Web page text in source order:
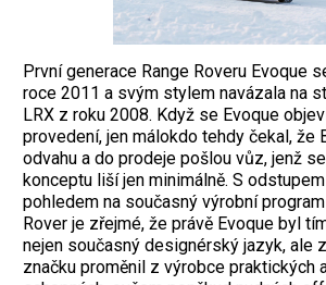
První generace Range Roveru Evoque
roce 2011 a svým stylem navázala na
LRX z roku 2008. Když se Evoque
provedení, jen málokdo tehdy čekal, že
odvahu a do prodeje pošlou vůz, jenž
konceptu liší jen minimálně. S
pohledem na současný výrobní
Rover je zřejmé, že právě Evoque byl
nejen současný designérský jazyk, ale
značku proměnil z výrobce praktických